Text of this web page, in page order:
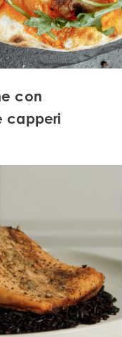
Europe
Mowi Belgium (FR)
Mowi Belgium (NL)
Mowi Czechia (CZ)
Mowi Czechia (EN)
con
capperi